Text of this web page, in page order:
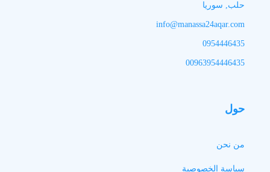
حلب, سوريا
info@manassa24aqar.com
0954446435
00963954446435
حول
من نحن
سياسة الخصوصية